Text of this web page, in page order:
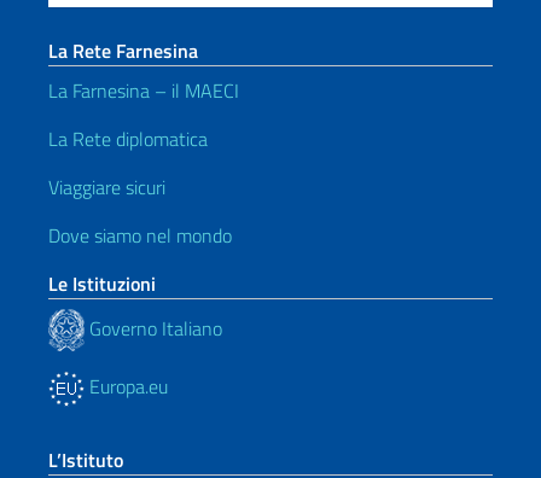
La Rete Farnesina
La Farnesina – il MAECI
La Rete diplomatica
Viaggiare sicuri
Dove siamo nel mondo
Le Istituzioni
Governo Italiano
Europa.eu
L’Istituto